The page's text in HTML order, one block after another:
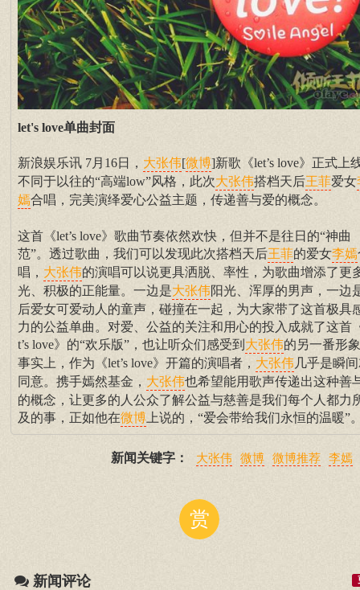
let's love单曲封面
新浪娱乐讯 7月16日， 大张伟[微博]新歌《let’s love》正式上
不同于以往的“高端low”风格，此次大张伟搭档天后王菲爱女
嫣合唱，完美演绎爱心公益主题，传递善与爱的概念。
这首《let’s love》歌曲节奏依然欢快，但并不是往日的“神曲
范”。透过歌曲，我们可以发现此次搭档天后王菲的爱女李嫣
唱， 大张伟的演唱可以说更具洒脱、率性，为歌曲增添了更
光、积极的正能量。一边是大张伟阳光、浑厚的男声，一边
后爱女可爱动人的童声，碰撞在一起，为大家带了这首极具
力的公益单曲。对爱、公益的关注和用心的投入成就了这首
t’s love》的“欢乐版”，也让听众们感受到 大张伟的另一番形
事实上，作为《let’s love》开篇的演唱者， 大张伟几乎是瞬
同意。携手嫣然基金， 大张伟也希望能用歌声传递出这种善
的概念，让更多的人公众了解公益与慈善是我们每个人都力
及的事，正如他在微博 上说的，“爱会带给我们永恒的温暖”
新闻关键字： 大张伟 微博 微博推荐 李嫣
赏
新闻评论